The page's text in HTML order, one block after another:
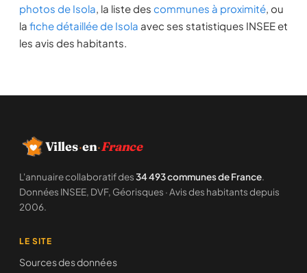
photos de Isola, la liste des communes à proximité, ou
la fiche détaillée de Isola avec ses statistiques INSEE et
les avis des habitants.
Villes·en·France
L'annuaire collaboratif des34 493 communes de France.
Données INSEE, DVF, Géorisques · Avis des habitants depuis
2006.
LE SITE
Sources des données